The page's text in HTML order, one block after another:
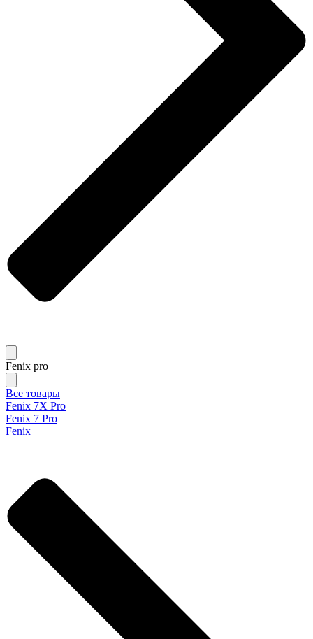
Fenix pro
Все товары
Fenix 7X Pro
Fenix 7 Pro
Fenix